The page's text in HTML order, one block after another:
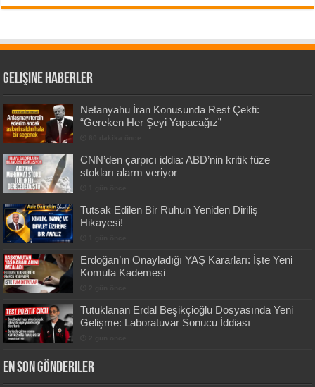
Gelişine Haberler
Netanyahu İran Konusunda Rest Çekti:
“Gereken Her Şeyi Yapacağız”
CNN’den çarpıcı iddia: ABD’nin kritik füze
stokları alarm veriyor
Tutsak Edilen Bir Ruhun Yeniden Diriliş
Hikayesi!
Erdoğan’ın Onayladığı YAŞ Kararları: İşte Yeni
Komuta Kademesi
Tutuklanan Erdal Beşikçioğlu Dosyasında Yeni
Gelişme: Laboratuvar Sonucu İddiası
En Son Gönderiler